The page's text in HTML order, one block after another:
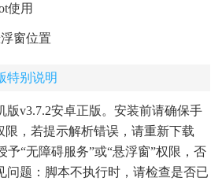
使用
窗位置
特别说明
版v3.7.2安卓正版。安装前请确保手
限，若提示解析错误，请重新下载
予“无障碍服务”或“悬浮窗”权限，否
问题：脚本不执行时，请检查是否已